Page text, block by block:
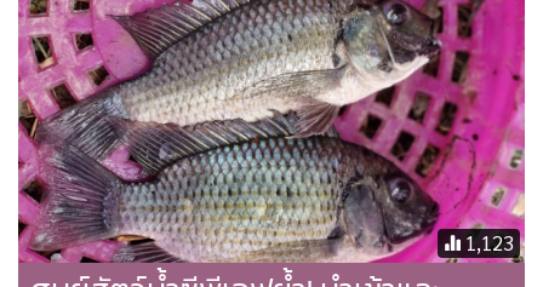
1,123